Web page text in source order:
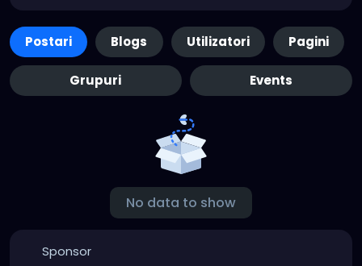
Postari Blogs Utilizatori Pagini
Grupuri Events
No data to show
Sponsor